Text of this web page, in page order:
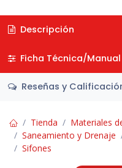
Descripción
Ficha Técnica/
Reseñas y
Tienda
Materiales
Saneamiento y Drenaje
Sifones